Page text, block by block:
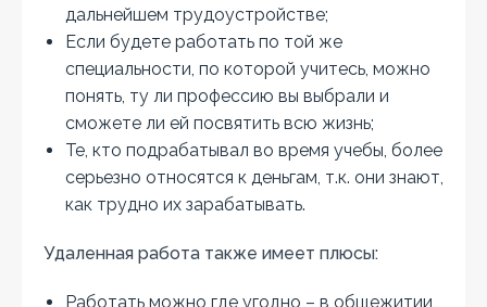
дальнейшем трудоустройстве;
Если будете работать по той же
специальности, по которой учитесь, можно
понять, ту ли профессию вы выбрали и
сможете ли ей посвятить всю жизнь;
Те, кто подрабатывал во время учебы, более
серьезно относятся к деньгам, т.к. они знают,
как трудно их зарабатывать.
Удаленная работа также имеет плюсы:
Работать можно где угодно – в общежитии,